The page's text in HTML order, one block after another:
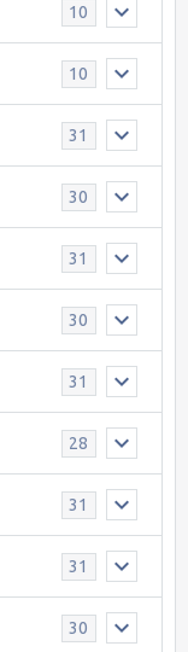
10
10
31
30
31
30
31
28
31
31
30